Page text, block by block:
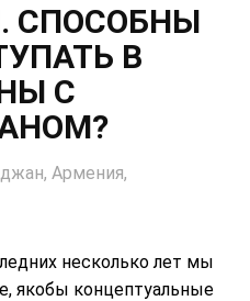
СПОСОБНЫ
В
С
Армения,
несколько лет мы
якобы концептуальные